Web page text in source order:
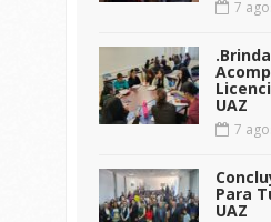
7
.Brinda
UAZ
7
Para
UAZ